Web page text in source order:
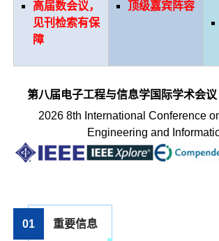
高届数会议，
见刊检索有保
障
顶级嘉宾阵容
第八届电子工程与信息学国际学术会议
2026 8th International Conference
Engineering and
01 重要信息